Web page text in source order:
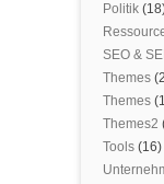
Politik
SEO &
Themes
Themes
Themes2
Tools (16)